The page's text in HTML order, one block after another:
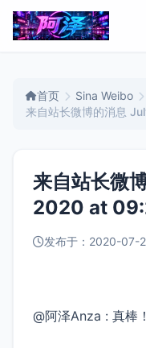
首页
Sina Weibo
来自站长微博的消息
来自站长微
2020 at
发布于：2020-07-
@阿泽Anza : 真棒！